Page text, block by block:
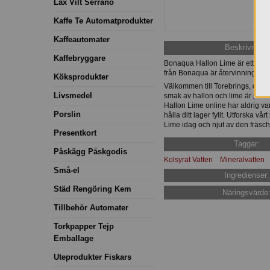
Lax Vilt Serrano
Kaffe Te Automatprodukter
Kaffeautomater
Kaffebryggare
Köksprodukter
Livsmedel
Porslin
Presentkort
Påskägg Påskgodis
Små-el
Städ Rengöring Kem
Tillbehör Automater
Torkpapper Tejp
Emballage
Uteprodukter Fiskars
Beskrivning:
Bonaqua Hallon Lime är ett
från Bonaqua är
Välkommen till Torebrings, din
smak av hallon och lime är
Hallon Lime online har aldrig
hålla ditt lager fyllt. Utforska
Lime idag och njut av den
Taggar:
Kolsyrat Vatten Mineralvatten
Ingredienser:
Näringsvärde: